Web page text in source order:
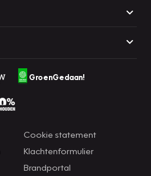
GroenGedaan!
Cookie statement
Klachtenformulier
Brandportal